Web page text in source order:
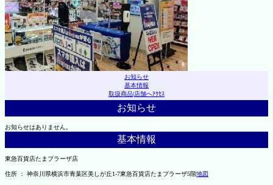
お知らせ
基本情報
取扱商品|店舗へｱｸｾｽ
お知らせ
お知らせはありません。
基本情報
東急百貨店たまプラーザ店
住所 ： 神奈川県横浜市青葉区美しが丘1-7東急百貨店たまプラーザ5階地図